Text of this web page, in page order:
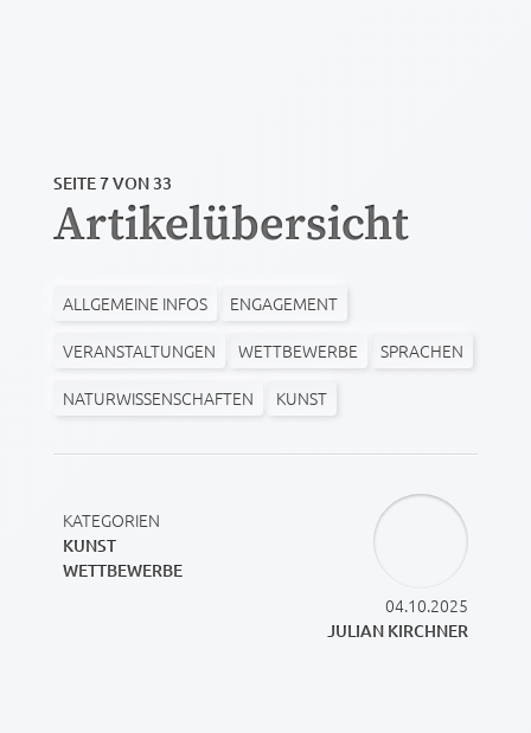
SEITE 7 VON 33
Artikelübersicht
ALLGEMEINE INFOS
ENGAGEMENT
VERANSTALTUNGEN
WETTBEWERBE
SPRACHEN
NATURWISSENSCHAFTEN
KUNST
KATEGORIEN
KUNST
WETTBEWERBE
04.10.2025
JULIAN KIRCHNER